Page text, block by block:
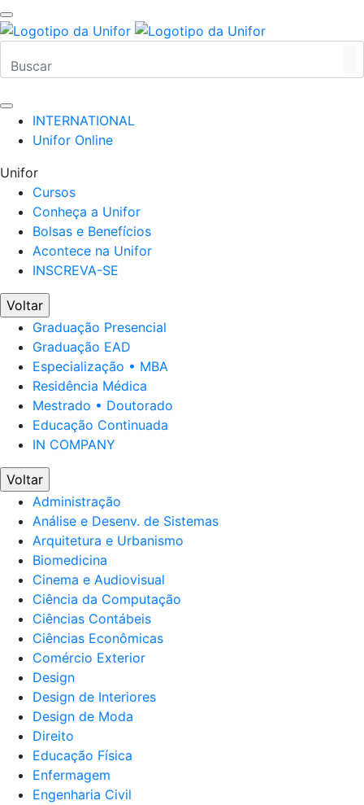
INTERNATIONAL
Unifor Online
Unifor
Cursos
Conheça a Unifor
Bolsas e Benefícios
Acontece na Unifor
INSCREVA-SE
Voltar
Graduação Presencial
Graduação EAD
Especialização • MBA
Residência Médica
Mestrado • Doutorado
Educação Continuada
IN COMPANY
Voltar
Administração
Análise e Desenv. de Sistemas
Arquitetura e Urbanismo
Biomedicina
Cinema e Audiovisual
Ciência da Computação
Ciências Contábeis
Ciências Econômicas
Comércio Exterior
Design
Design de Interiores
Design de Moda
Direito
Educação Física
Enfermagem
Engenharia Civil